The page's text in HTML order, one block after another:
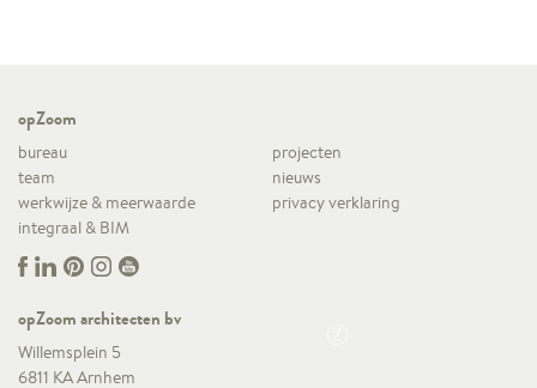
opZoom
bureau
projecten
team
nieuws
werkwijze & meerwaarde
privacy verklaring
integraal & BIM
opZoom architecten bv
Willemsplein 5
6811 KA Arnhem